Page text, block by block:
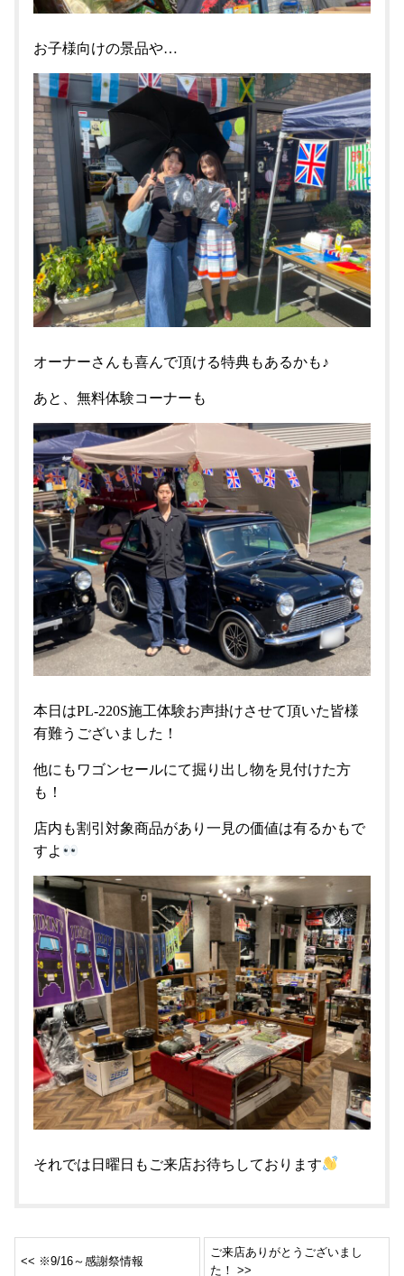
お子様向けの景品や…
オーナーさんも喜んで頂ける特典もあるかも♪
あと、無料体験コーナーも
本日はPL-220S施工体験お声掛けさせて頂いた皆様
有難うございました！
他にもワゴンセールにて掘り出し物を見付けた方
も！
店内も割引対象商品があり一見の価値は有るかもで
すよ
それでは日曜日もご来店お待ちしております
<< ※9/16～感謝祭情報
ご来店ありがとうございまし
た！ >>